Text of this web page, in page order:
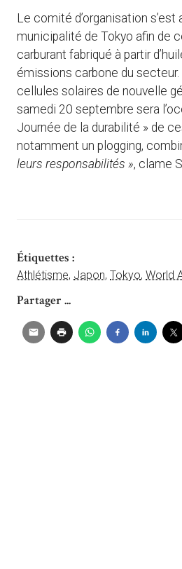
Le comité d’organisation
municipalité de Tokyo afin de
carburant fabriqué à partir
émissions carbone du
cellules solaires de nouvelle
samedi 20 septembre sera
Journée de la durabilité » de
notamment un plogging,
leurs responsabilités », clame
Étiquettes :
Athlétisme, Japon, Tokyo, World
Partager ...